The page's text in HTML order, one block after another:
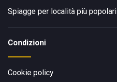
Spiagge per località più popolari
Condizioni
Cookie policy